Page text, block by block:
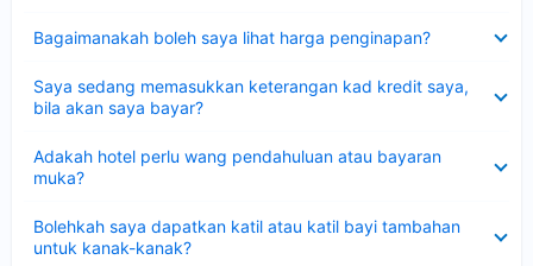
Bagaimanakah boleh saya lihat harga penginapan?
Saya sedang memasukkan keterangan kad kredit saya,
bila akan saya bayar?
Adakah hotel perlu wang pendahuluan atau bayaran
muka?
Bolehkah saya dapatkan katil atau katil bayi tambahan
untuk kanak-kanak?